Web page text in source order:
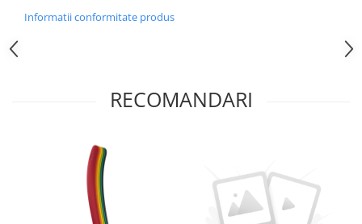
Informatii conformitate produs
RECOMANDARI